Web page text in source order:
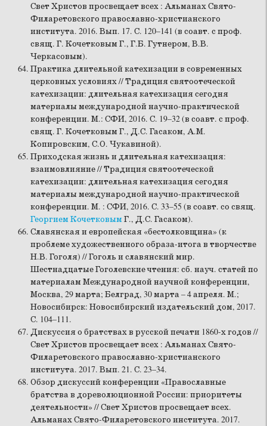
Свет Христов просвещает всех : Альманах Свято-
Филаретовского православно-христианского
института. 2016. Вып. 17. С. 120–141 (в соавт. с проф.
свящ. Г. Кочетковым Г., Г.Б. Гутнером, В.В.
Черкасовым).
Практика длительной катехизации в современных
церковных условиях // Традиция святоотеческой
катехизации: длительная катехизация сегодня
материалы международной научно-практической
конференции. М.: СФИ, 2016. С. 19–32 (в соавт. с проф.
свящ. Г. Кочетковым Г., Д.С. Гасаком, А.М.
Копировским, С.О. Чукавиной).
Приходская жизнь и длительная катехизация:
взаимовлияние // Традиция святоотеческой
катехизации: длительная катехизация сегодня
материалы международной научно-практической
конференции. М. : СФИ, 2016. С. 33–55 (в соавт. со свящ.
Георгием КочетковымГ., Д.С. Гасаком).
Славянская и европейская «бестолковщина» (к
проблеме художественного образа-итога в творчестве
Н.В. Гоголя) // Гоголь и славянский мир.
Шестнадцатые Гоголевские чтения: сб. науч. статей по
материалам Международной научной конференции,
Москва, 29 марта; Белград, 30 марта – 4 апреля. М.;
Новосибирск: Новосибирский издательский дом, 2017.
С. 104–111.
Дискуссия о братствах в русской печати 1860-х годов //
Свет Христов просвещает всех : Альманах Свято-
Филаретовского православно-христианского
института. 2017. Вып. 21. С. 23–34.
Обзор дискуссий конференции «Православные
братства в дореволюционной России: приоритеты
деятельности» // Свет Христов просвещает всех.
Альманах Свято-Филаретовского института. 2017.